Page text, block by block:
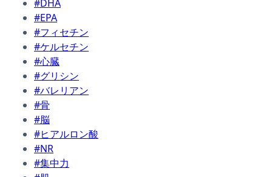
#DHA
#EPA
#フィセチン
#ケルセチン
#心臓
#グリシン
#バレリアン
#骨
#脳
#ヒアルロン酸
#NR
#集中力